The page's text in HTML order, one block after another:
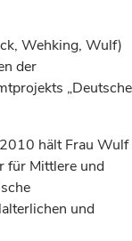
Wehking, Wulf)
der
„Deutsche
hält Frau Wulf
für Mittlere und
und